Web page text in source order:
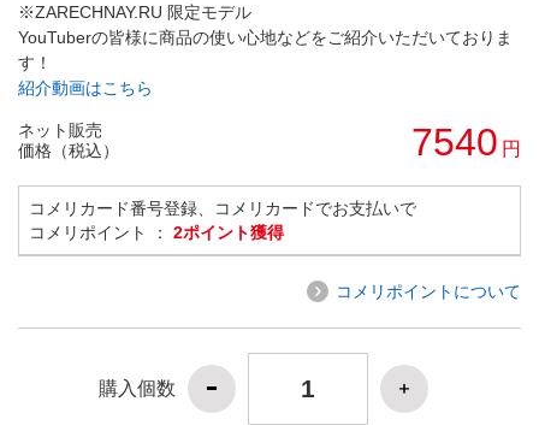
※ZARECHNAY.RU 限定モデル
YouTuberの皆様に商品の使い心地などをご紹介いただいておりま
す！
紹介動画はこちら
ネット販売
価格（税込）
7540 円
コメリカード番号登録、コメリカードでお支払いで
コメリポイント ： 2ポイント獲得
コメリポイントについて
購入個数